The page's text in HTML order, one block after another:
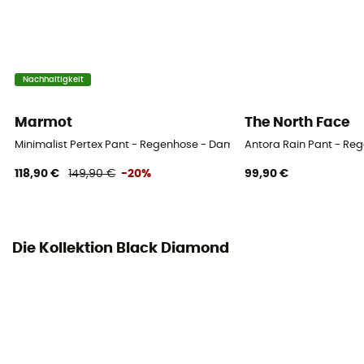
Nachhaltigkeit
Marmot
Minimalist Pertex Pant - Regenhose - Damen
118,90 € 149,90 € -20%
The North Face
Antora Rain Pant -
99,90 €
Die Kollektion Black Diamond